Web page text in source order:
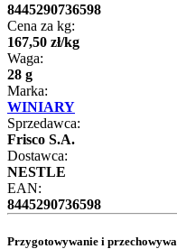
8445290736598
Cena za kg:
167,50 zł/kg
Waga:
28 g
Marka:
WINIARY
Sprzedawca:
Frisco S.A.
Dostawca:
NESTLE
EAN:
8445290736598
Przygotowywanie i